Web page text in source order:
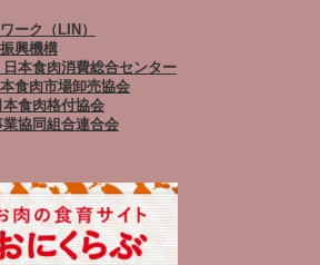
ーク（LIN）
興機構
日本食肉消費総合センター
本食肉市場卸売協会
本食肉格付協会
協同組合連合会